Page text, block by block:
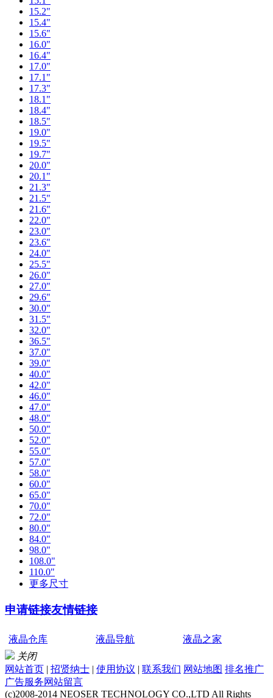
15.2"
15.4"
15.6"
16.0"
16.4"
17.0"
17.1"
17.3"
18.1"
18.4"
18.5"
19.0"
19.5"
19.7"
20.0"
20.1"
21.3"
21.5"
21.6"
22.0"
23.0"
23.6"
24.0"
25.5"
26.0"
27.0"
29.6"
30.0"
31.5"
32.0"
36.5"
37.0"
39.0"
40.0"
42.0"
46.0"
47.0"
48.0"
50.0"
52.0"
55.0"
57.0"
58.0"
60.0"
65.0"
70.0"
72.0"
80.0"
84.0"
98.0"
108.0"
110.0"
更多尺寸
申请链接友情链接
液晶仓库 液晶导航
液晶之家
关闭
网站首页 | 招贤纳士 | 使用协议 | 联系我们 网站地图 排名推广
广告服务网站留言
(c)2008-2014 NEOSER TECHNOLOGY CO.,LTD All Rights